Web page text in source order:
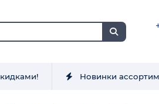
Новинки